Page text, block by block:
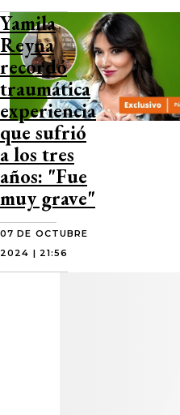
Yamila
Reyna
recordó
traumática
experiencia
que sufrió
a los tres
años: "Fue
muy grave"
07 DE OCTUBRE
2024 | 21:56